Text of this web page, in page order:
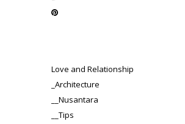
Love and Relationship
_Architecture
__Nusantara
__Tips